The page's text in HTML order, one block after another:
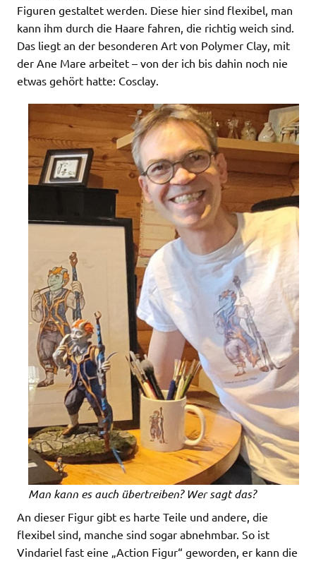
Figuren gestaltet werden. Diese hier sind flexibel, man
kann ihm durch die Haare fahren, die richtig weich sind.
Das liegt an der besonderen Art von Polymer Clay, mit
der Ane Mare arbeitet – von der ich bis dahin noch nie
etwas gehört hatte: Cosclay.
Man kann es auch übertreiben? Wer sagt das?
An dieser Figur gibt es harte Teile und andere, die
flexibel sind, manche sind sogar abnehmbar. So ist
Vindariel fast eine „Action Figur“ geworden, er kann die